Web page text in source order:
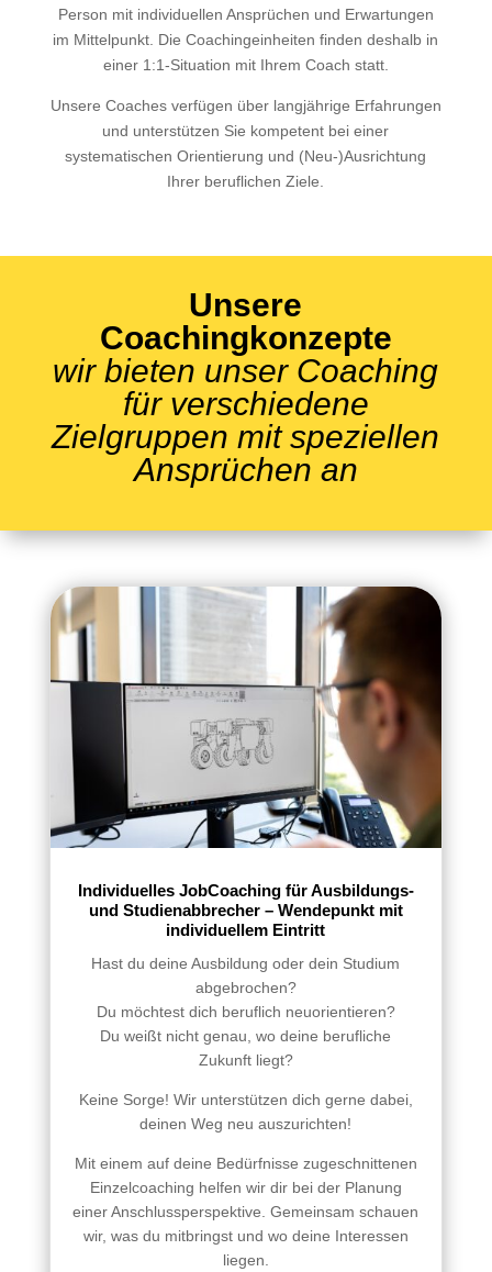
Person mit individuellen Ansprüchen und Erwartungen
im Mittelpunkt. Die Coachingeinheiten finden deshalb in
einer 1:1-Situation mit Ihrem Coach statt.
Unsere Coaches verfügen über langjährige Erfahrungen
und unterstützen Sie kompetent bei einer
systematischen Orientierung und (Neu-)Ausrichtung
Ihrer beruflichen Ziele.
Unsere
Coachingkonzepte
wir bieten unser Coaching
für verschiedene
Zielgruppen mit speziellen
Ansprüchen an
Individuelles JobCoaching für Ausbildungs-
und Studienabbrecher – Wendepunkt mit
individuellem Eintritt
Hast du deine Ausbildung oder dein Studium
abgebrochen?
Du möchtest dich beruflich neuorientieren?
Du weißt nicht genau, wo deine berufliche
Zukunft liegt?
Keine Sorge! Wir unterstützen dich gerne dabei,
deinen Weg neu auszurichten!
Mit einem auf deine Bedürfnisse zugeschnittenen
Einzelcoaching helfen wir dir bei der Planung
einer Anschlussperspektive. Gemeinsam schauen
wir, was du mitbringst und wo deine Interessen
liegen.